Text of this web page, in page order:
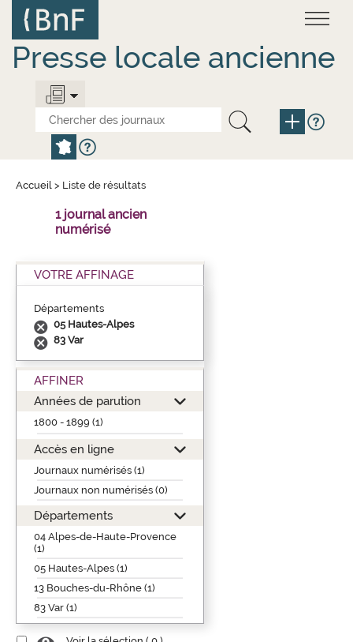
contenu
principal
Presse locale ancienne
Accueil > Liste de résultats
1 journal ancien
numérisé
VOTRE AFFINAGE
Départements
05 Hautes-Alpes
83 Var
AFFINER
Années de parution
1800 - 1899 (1)
Accès en ligne
Journaux numérisés (1)
Journaux non numérisés (0)
Départements
04 Alpes-de-Haute-Provence
(1)
05 Hautes-Alpes (1)
13 Bouches-du-Rhône (1)
83 Var (1)
Panneau de gestion des cookies